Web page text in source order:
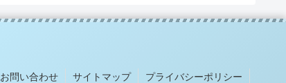
お問い合わせ サイトマップ プライバシーポリシー